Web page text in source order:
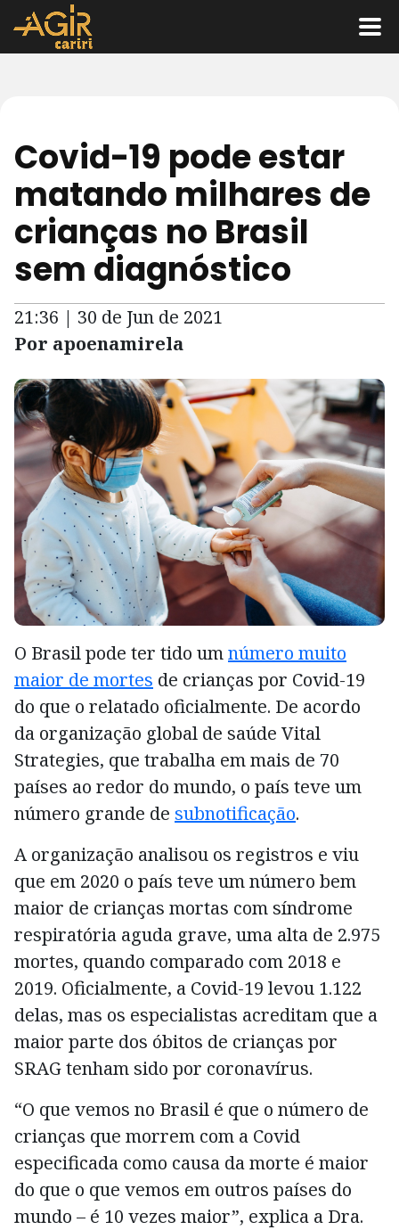
Covid-19 pode estar
matando milhares de
crianças no Brasil
sem diagnóstico
21:36 | 30 de Jun de 2021
Por apoenamirela
O Brasil pode ter tido umnúmero muito
maior de mortes de crianças por Covid-19
do que o relatado oficialmente. De acordo
da organização global de saúde Vital
Strategies, que trabalha em mais de 70
países ao redor do mundo, o país teve um
número grande de subnotificação.
A organização analisou os registros e viu
que em 2020 o país teve um número bem
maior de crianças mortas com síndrome
respiratória aguda grave, uma alta de 2.975
mortes, quando comparado com 2018 e
2019. Oficialmente, a Covid-19 levou 1.122
delas, mas os especialistas acreditam que a
maior parte dos óbitos de crianças por
SRAG tenham sido por coronavírus.
“O que vemos no Brasil é que o número de
crianças que morrem com a Covid
especificada como causa da morte é maior
do que o que vemos em outros países do
mundo – é 10 vezes maior”, explica a Dra.